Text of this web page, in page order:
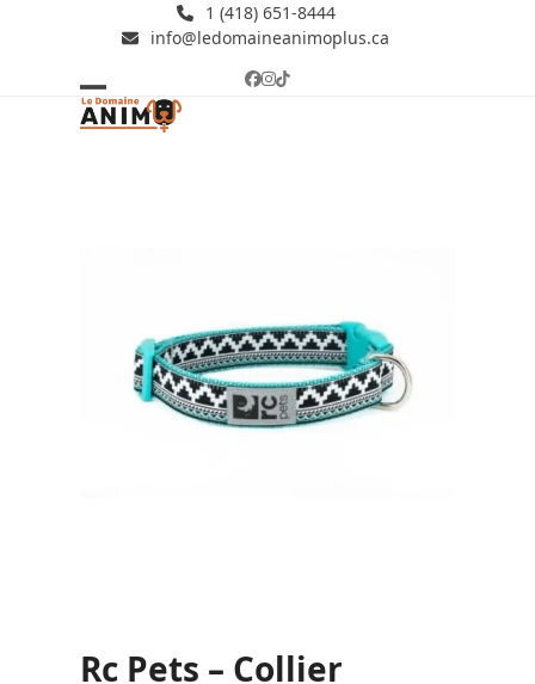
1 (418) 651-8444
info@ledomaineanimoplus.ca
Facebook
Instagram
Tiktok
Open
Close
Rc Pets – Collier